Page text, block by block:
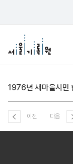
1976년 새마을시
이전 다음